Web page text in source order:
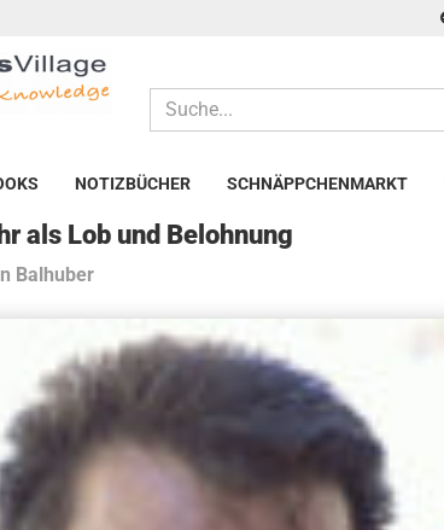
NOTIZBÜCHER SCHNÄPPCHENMARKT
als Lob und Belohnung
Balhuber